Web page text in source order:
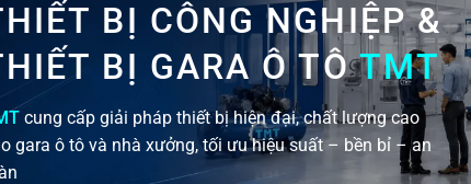
BỊ CÔNG NGHIỆP &
BỊ GARA Ô TÔ TMT
cung cấp giải pháp thiết bị hiện đại, chất lượng cao
gara ô tô và nhà xưởng, tối ưu hiệu suất – bền bỉ – an